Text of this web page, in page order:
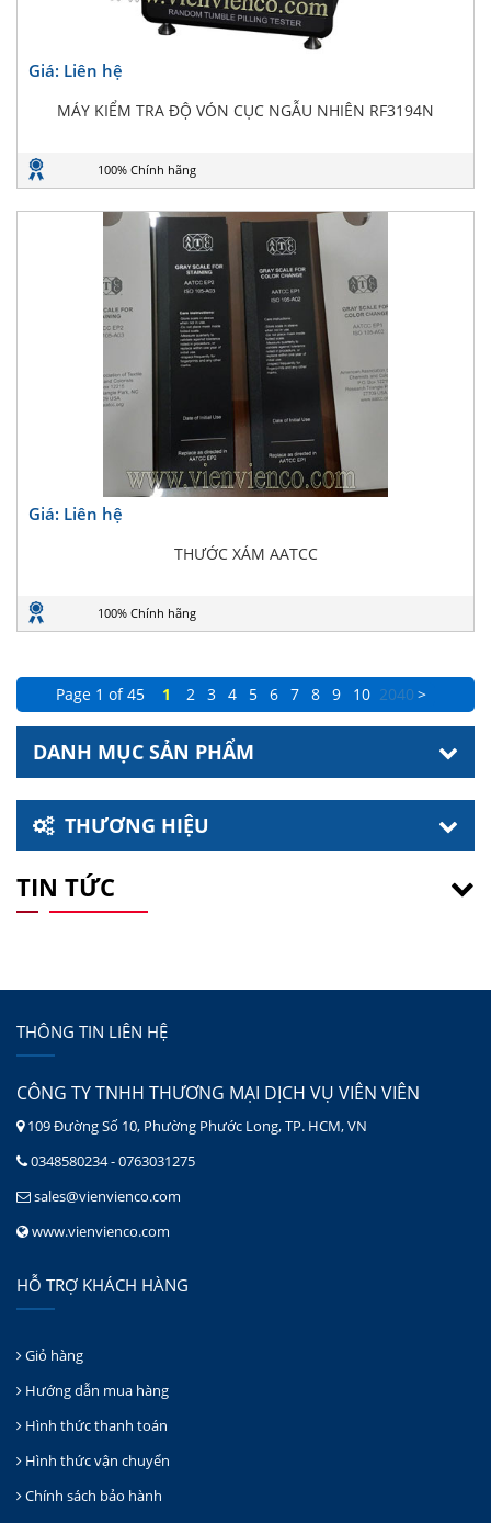
Giá: Liên hệ
MÁY KIỂM TRA ĐỘ VÓN CỤC NGẪU NHIÊN RF3194N
100% Chính hãng
Giá: Liên hệ
THƯỚC XÁM AATCC
100% Chính hãng
Page 1 of 45 1 2 3 4 5 6 7 8 9 10 2040 >
DANH MỤC SẢN PHẨM
THƯƠNG HIỆU
TIN TỨC
THÔNG TIN LIÊN HỆ
CÔNG TY TNHH THƯƠNG MẠI DỊCH VỤ VIÊN VIÊN
109 Đường Số 10, Phường Phước Long, TP. HCM, VN
0348580234 - 0763031275
sales@vienvienco.com
www.vienvienco.com
HỖ TRỢ KHÁCH HÀNG
Giỏ hàng
Hướng dẫn mua hàng
Hình thức thanh toán
Hình thức vận chuyển
Chính sách bảo hành